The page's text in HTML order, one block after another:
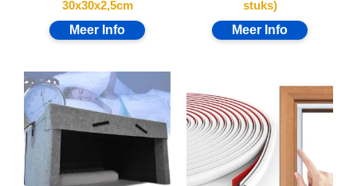
30x30x2,5cm
stuks)